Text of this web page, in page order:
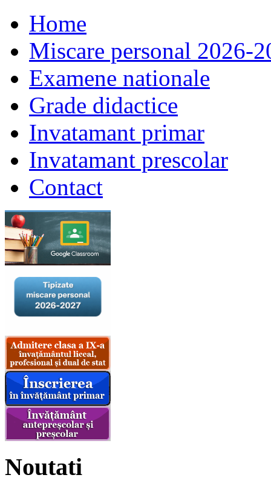
Home
Miscare personal 2026-
Examene nationale
Grade didactice
Invatamant primar
Invatamant prescolar
Contact
Noutati